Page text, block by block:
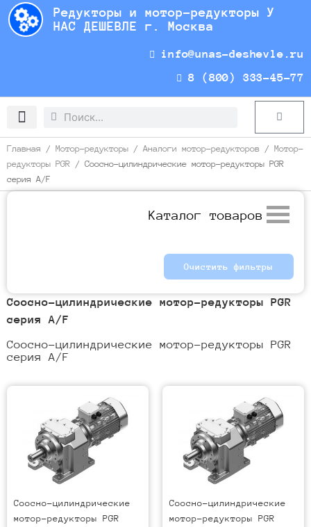
Перейти
содержимому
Редукторы и мотор-редукторы У
НАС ДЕШЕВЛЕ г. Москва
info@unas-deshevle.ru
8 (800) 333-45-77
Search
Search Cart
Главная / Мотор-редукторы /Аналоги мотор-редукторов / Мотор-
редукторы PGR / Соосно-цилиндрические мотор-редукторы PGR
серия A/F
Каталог товаров
Очистить фильтры
Соосно-цилиндрические мотор-редукторы PGR
серия A/F
Соосно-цилиндрические мотор-редукторы PGR
серия A/F
Соосно-цилиндрические
мотор-редукторы PGR
Соосно-цилиндрические
мотор-редукторы PGR